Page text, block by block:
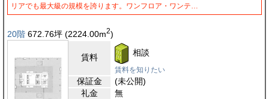
リアでも最大級の規模を誇ります。ワンフロア・ワンテ…
20階 672.76坪 (2224.00m2)
賃料 相談
賃料を知りたい
保証金
(未公開)
礼金
無